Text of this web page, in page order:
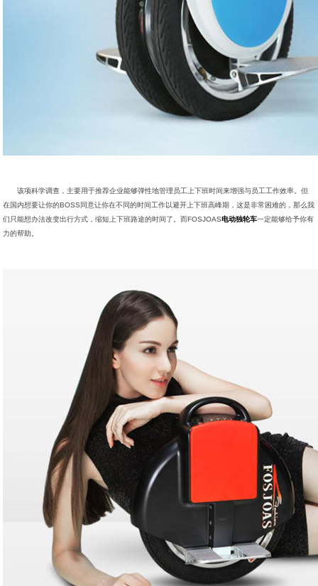
该项科学调查，主要用于推荐企业能够弹性地管理员工上下班时间来增强与员工工作效率。但
在国内想要让你的BOSS同意让你在不同的时间工作以避开上下班高峰期，这是非常困难的，那么我
们只能想办法改变出行方式，缩短上下班路途的时间了。而FOSJOAS电动独轮车一定能够给予你有
力的帮助。